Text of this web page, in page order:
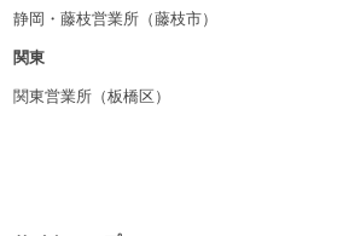
静岡・藤枝営業所（藤枝市）
関東
関東営業所（板橋区）